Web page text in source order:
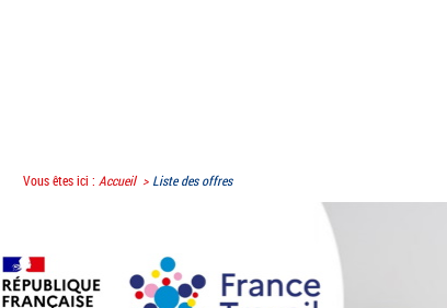
Vous êtes ici : Accueil Liste des offres